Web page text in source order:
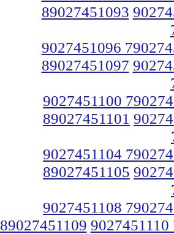
89027451093
9027451096
89027451097
9027451100
89027451101
9027451104
89027451105
9027451108
89027451109 9027451110